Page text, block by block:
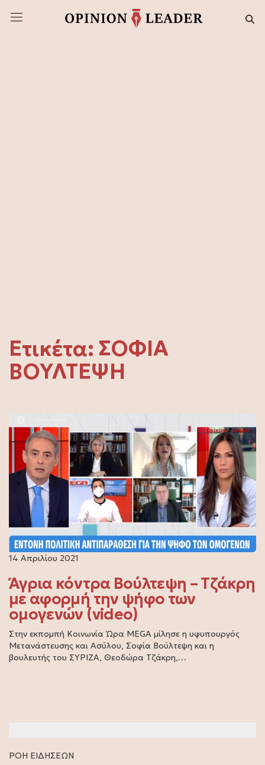
Ετικέτα: ΣΟΦΙΑ
ΒΟΥΛΤΕΨΗ
14 Απριλίου 2021
Άγρια κόντρα Βούλτεψη – Τζάκρη
με αφορμή την ψήφο των
ομογενών (video)
Στην εκπομπή Κοινωνία Ώρα MEGA μίλησε η υφυπουργός
Μετανάστευσης και Ασύλου, Σοφία Βούλτεψη και η
βουλευτής του ΣΥΡΙΖΑ, Θεοδώρα Τζάκρη,…
ΡΟΗ ΕΙΔΗΣΕΩΝ